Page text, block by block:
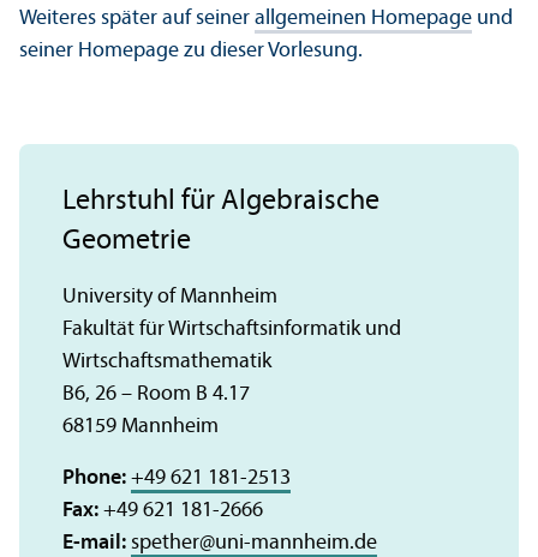
Weiteres später auf seiner allgemeinen Homepage und
seiner Homepage zu dieser Vorlesung.
Lehrstuhl für Algebraische
Geometrie
University of Mannheim
Fakultät für Wirtschaftsinformatik und
Wirtschaftsmathematik
B6, 26 – Room B 4.17
68159 Mannheim
Phone: +49 621 181-2513
Fax: +49 621 181-2666
E-mail: spether@uni-mannheim.de